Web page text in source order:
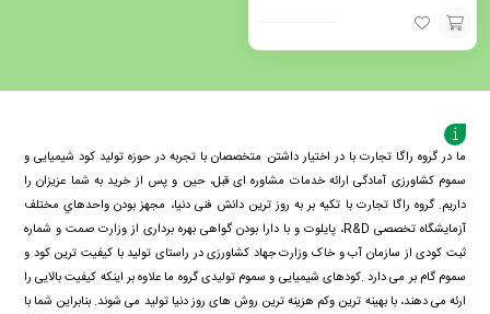
افزودن
به
سبد
ما در گروه راگا تجارت با در اختیار داشتن متخصصان با تجربه در حوزه تولید کود شیمیایی و
سموم کشاورزی آمادگی ارائه خدمات مشاوره ای قبل، حین و پس از خرید به شما عزیزان را
داریم. گروه راگا تجارت با تكيه بر به روز ترین دانش فنی دنيا، مجهز بودن واحدهاي مختلف
آزمايشگاه تخصصی R&D، پايلوت و با دارا بودن گواهی بهره برداری از وزارت صمت و شماره
ثبت کودی از سازمان آب و خاک وزارت جهاد کشاورزی در راستای تولید با کیفیت ترین کود و
سموم گام بر می دارد .کودهای شیمیایی و سموم تولیدی گروه ما علاوه بر اینکه کیفیت بالایی را
ارئه می دهند، با بهینه ترین وکم هزینه ترین روش های روز دنیا تولید می شوند. بنابراین شما با